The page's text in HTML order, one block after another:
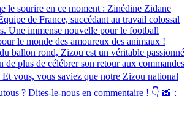
le sourire en ce moment : Zinédine Zidane
de France, succédant au travail colossal
Une immense nouvelle pour le football
le monde des amoureux des animaux !
ballon rond, Zizou est un véritable passionné
de plus de célébrer son retour aux commandes
vous, vous saviez que notre Zizou national
? Dites-le-nous en commentaire ! 👇 📸 :